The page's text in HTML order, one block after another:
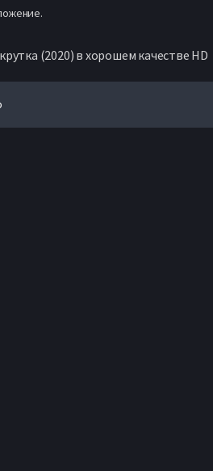
(2020) в хорошем качестве HD